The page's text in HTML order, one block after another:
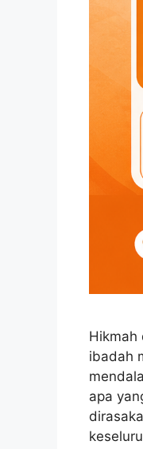
Hikmah
ibadah
apa